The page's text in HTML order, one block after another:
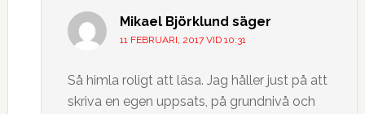
Mikael Björklund säger
11 FEBRUARI, 2017 VID 10:31
Så himla roligt att läsa. Jag håller just på att
skriva en egen uppsats, på grundnivå och